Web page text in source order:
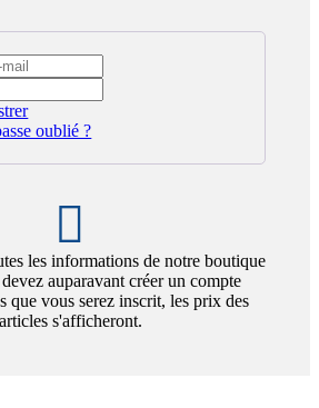
oublié ?
les informations de notre boutique
auparavant créer un compte
que vous serez inscrit, les prix des
articles s'afficheront.